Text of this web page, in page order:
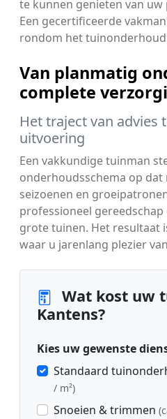
te kunnen genieten van
Een gecertificeerde
rondom het
Van planmatig
complete
Het traject van advies
uitvoering
Een vakkundige tuinman
onderhoudsschema op
seizoenen en
professioneel
grote tuinen. Het resultaat
waar u jarenlang plezier
Wat kost uw
Kantens?
Kies uw gewenste
Standaard
/ m²)
Snoeien & trimmen